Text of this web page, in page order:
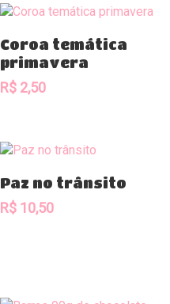
Comprar
Coroa temática
primavera
R$ 2,50
Comprar
Paz no trânsito
R$ 10,50